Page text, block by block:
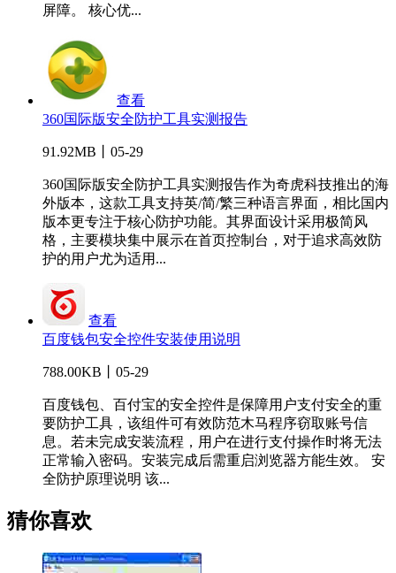
屏障。 核心优...
查看
360国际版安全防护工具实测报告
91.92MB丨05-29
360国际版安全防护工具实测报告作为奇虎科技推出的海
外版本，这款工具支持英/简/繁三种语言界面，相比国内
版本更专注于核心防护功能。其界面设计采用极简风
格，主要模块集中展示在首页控制台，对于追求高效防
护的用户尤为适用...
查看
百度钱包安全控件安装使用说明
788.00KB丨05-29
百度钱包、百付宝的安全控件是保障用户支付安全的重
要防护工具，该组件可有效防范木马程序窃取账号信
息。若未完成安装流程，用户在进行支付操作时将无法
正常输入密码。安装完成后需重启浏览器方能生效。 安
全防护原理说明 该...
猜你喜欢